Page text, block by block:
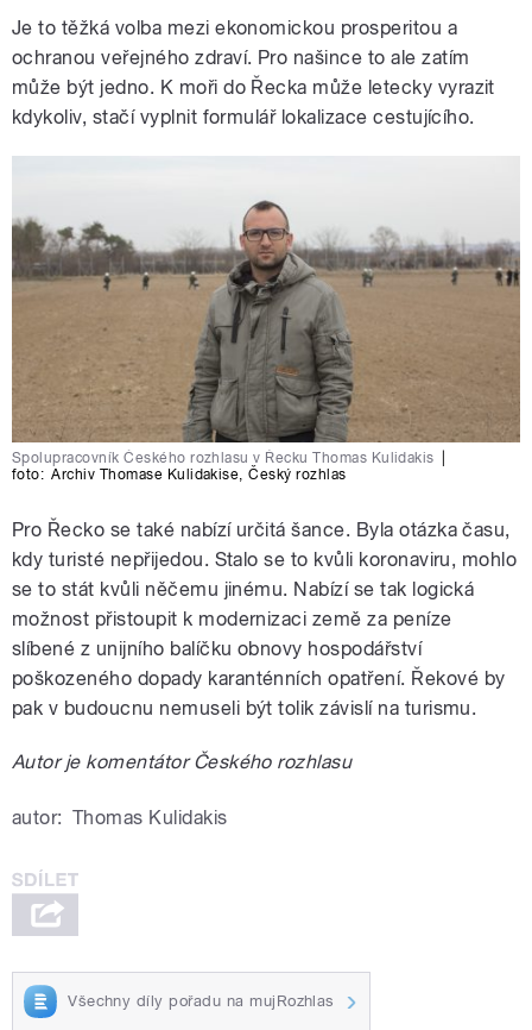
Je to těžká volba mezi ekonomickou prosperitou a
ochranou veřejného zdraví. Pro našince to ale zatím
může být jedno. K moři do Řecka může letecky vyrazit
kdykoliv, stačí vyplnit formulář lokalizace cestujícího.
Spolupracovník Českého rozhlasu v Řecku Thomas Kulidakis
foto: Archiv Thomase Kulidakise,Český rozhlas
Pro Řecko se také nabízí určitá šance. Byla otázka času,
kdy turisté nepřijedou. Stalo se to kvůli koronaviru, mohlo
se to stát kvůli něčemu jinému. Nabízí se tak logická
možnost přistoupit k modernizaci země za peníze
slíbené z unijního balíčku obnovy hospodářství
poškozeného dopady karanténních opatření. Řekové by
pak v budoucnu nemuseli být tolik závislí na turismu.
Autor je komentátor Českého rozhlasu
autor: Thomas Kulidakis
Všechny díly pořadu na mujRozhlas